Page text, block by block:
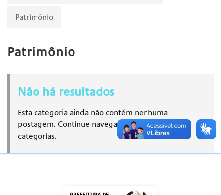
Patrimônio
Patrimônio
Não há resultados
Esta categoria ainda não contém nenhuma
postagem. Continue navegando em outras
categorias.